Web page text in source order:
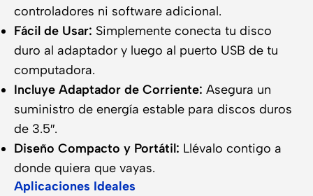
controladores ni software adicional.
Fácil de Usar: Simplemente conecta tu disco
duro al adaptador y luego al puerto USB de tu
computadora.
Incluye Adaptador de Corriente: Asegura un
suministro de energía estable para discos duros
de 3.5″.
Diseño Compacto y Portátil: Llévalo contigo a
donde quiera que vayas.
Aplicaciones Ideales